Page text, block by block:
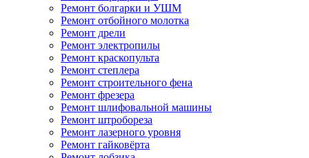
Ремонт болгарки и УШМ
Ремонт отбойного молотка
Ремонт дрели
Ремонт электропилы
Ремонт краскопульта
Ремонт степлера
Ремонт строительного фена
Ремонт фрезера
Ремонт шлифовальной машины
Ремонт штробореза
Ремонт лазерного уровня
Ремонт гайковёрта